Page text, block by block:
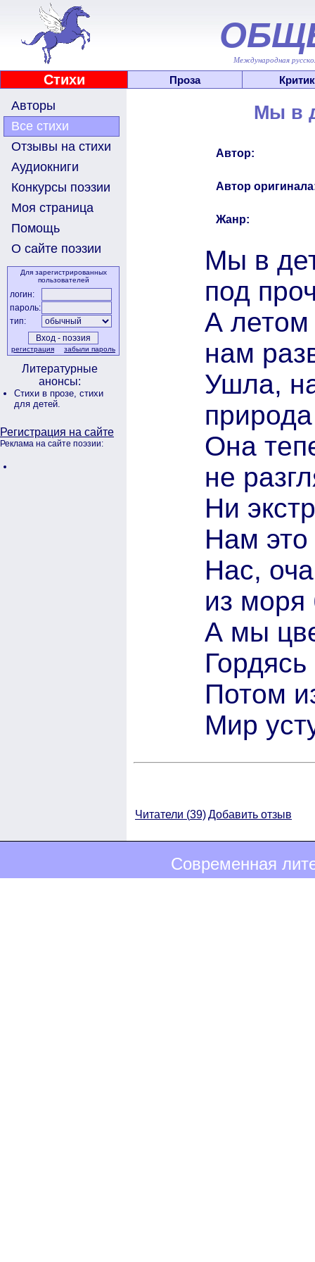
Международная
Стихи Проза
Авторы
Все стихи
Отзывы на стихи
Аудиокниги
Конкурсы поэзии
Моя страница
Помощь
О сайте поэзии
Для зарегистрированных
пользователей
логин:
пароль:
тип:
регистрация забыли пароль
Литературные
анонсы:
Стихи в прозе, стихи
для детей.
Регистрация на сайте
Реклама на сайте поэзии:
Мы в
Автор:
Автор
Жанр:
Мы в
под
А летом
нам
Ушла,
Она
не
Ни
Нам это
Нас,
из моря
А мы
Потом
Мир
Читатели (39)Добавить отзыв
Современная